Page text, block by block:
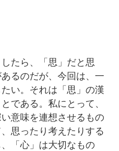
語
Việt
たら、「思」だと思
るのだが、今回は、一
い。それは「思」の漢
である。私にとって、
意味を連想させるもの
思ったり考えたりする
「心」は大切なもの